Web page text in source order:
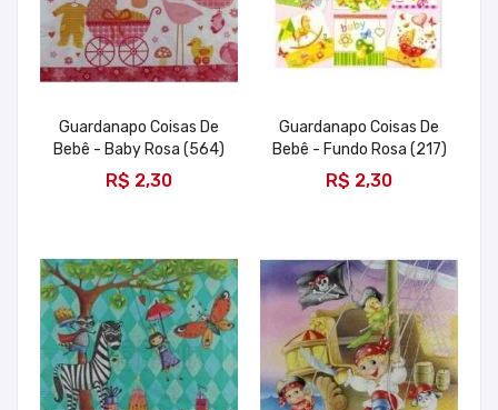
Guardanapo Coisas De
Bebê - Baby Rosa (564)
R$ 2,30
Guardanapo Coisas De
Bebê - Fundo Rosa (217)
R$ 2,30